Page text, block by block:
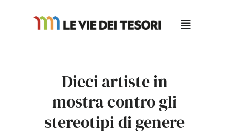
Dieci artiste in
mostra contro gli
stereotipi di genere